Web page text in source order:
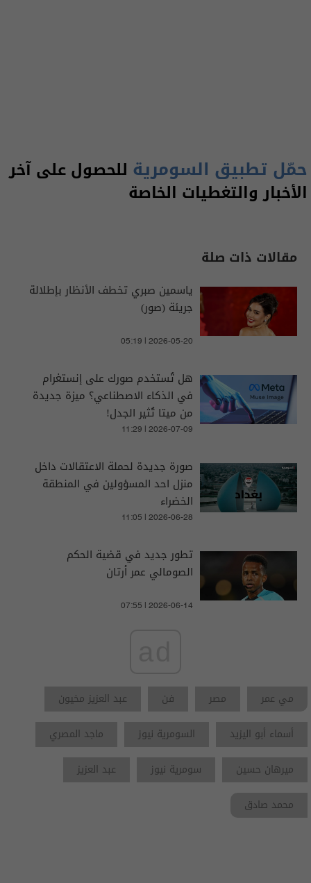
حمّل تطبيق السومرية للحصول على آخر
الأخبار والتغطيات الخاصة
مقالات ذات صلة
ياسمين صبري تخطف الأنظار بإطلالة
جريئة (صور)
05:19 | 2026-05-20
هل تُستخدم صورك على إنستغرام
في الذكاء الاصطناعي؟ ميزة جديدة
من ميتا تُثير الجدل!
11:29 | 2026-07-09
صورة جديدة لحملة الاعتقالات داخل
منزل احد المسؤولين في المنطقة
الخضراء
11:05 | 2026-06-28
تطور جديد في قضية الحكم
الصومالي عمر أرتان
07:55 | 2026-06-14
مي عمر مصر فن
عبد العزيز مخيون
أسماء أبو اليزيد
السومرية نيوز
ماجد المصري
ميرهان حسين
سومرية نيوز
عبد العزيز
محمد صادق